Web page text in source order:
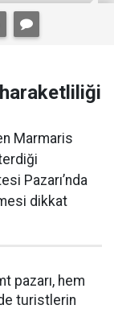
Marmaris
Pazarı’nda
dikkat
pazarı, hem
turistlerin